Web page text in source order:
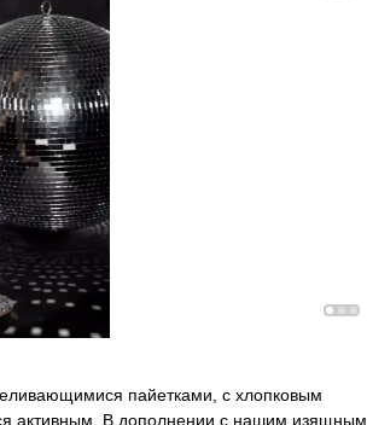
пайетками, с хлопковым
активным. В дополнении с нашим изящным